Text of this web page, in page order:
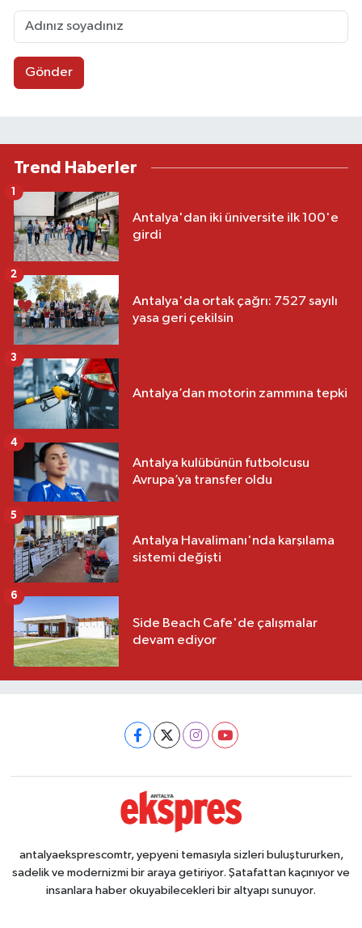
Gönder
Trend Haberler
Antalya'dan iki üniversite ilk 100'e
girdi
1
Antalya'da ortak çağrı: 7527 sayılı
yasa geri çekilsin
2
Antalya’dan motorin zammına tepki
3
Antalya kulübünün futbolcusu
Avrupa’ya transfer oldu
4
Antalya Havalimanı'nda karşılama
sistemi değişti
5
Side Beach Cafe'de çalışmalar
devam ediyor
6
antalyaeksprescomtr, yepyeni temasıyla sizleri buluştururken,
sadelik ve modernizmi bir araya getiriyor. Şatafattan kaçınıyor ve
insanlara haber okuyabilecekleri bir altyapı sunuyor.